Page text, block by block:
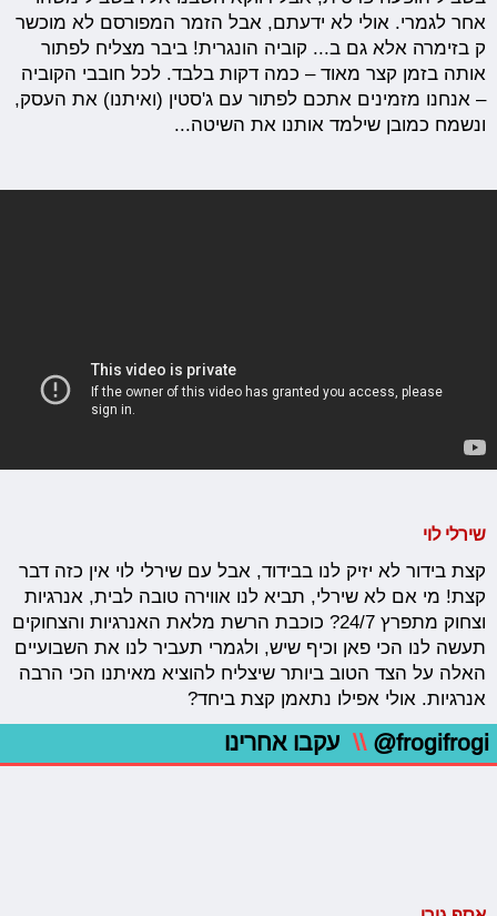
אחר לגמרי. אולי לא ידעתם, אבל הזמר המפורסם לא מוכשר
ק בזימרה אלא גם ב... קוביה הונגרית! ביבר מצליח לפתור
אותה בזמן קצר מאוד – כמה דקות בלבד. לכל חובבי הקוביה
– אנחנו מזמינים אתכם לפתור עם ג'סטין (ואיתנו) את העסק,
ונשמח כמובן שילמד אותנו את השיטה...
שירלי לוי
קצת בידור לא יזיק לנו בבידוד, אבל עם שירלי לוי אין כזה דבר
קצת! מי אם לא שירלי, תביא לנו אווירה טובה לבית, אנרגיות
וצחוק מתפרץ 24/7? כוכבת הרשת מלאת האנרגיות והצחוקים
תעשה לנו הכי פאן וכיף שיש, ולגמרי תעביר לנו את השבועיים
האלה על הצד הטוב ביותר שיצליח להוציא מאיתנו הכי הרבה
אנרגיות. אולי אפילו נתאמן קצת ביחד?
@frogifrogi
\\ עקבו אחרינו